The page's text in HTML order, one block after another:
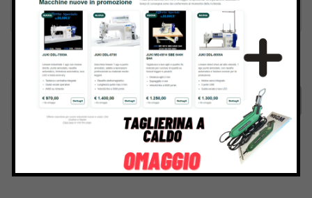
Inviando il messaggio confermo di aver letto e accettato
Termini e condizionidel sito web